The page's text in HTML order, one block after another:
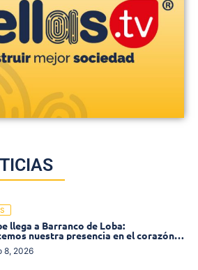
llega a Barranco de Loba:
nuestra presencia en el corazón
8, 2026